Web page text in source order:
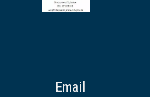
Email